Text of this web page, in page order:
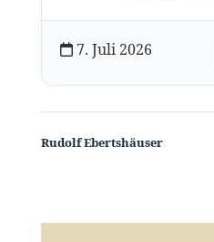
7. Juli 2026
Rudolf Ebertshäuser